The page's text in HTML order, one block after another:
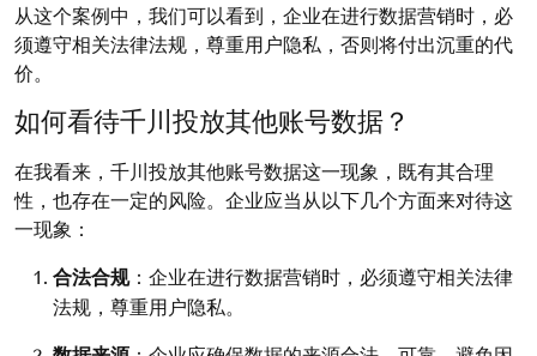
从这个案例中，我们可以看到，企业在进行数据营销时，必
须遵守相关法律法规，尊重用户隐私，否则将付出沉重的代
价。
如何看待千川投放其他账号数据？
在我看来，千川投放其他账号数据这一现象，既有其合理
性，也存在一定的风险。企业应当从以下几个方面来对待这
一现象：
合法合规：企业在进行数据营销时，必须遵守相关法律
法规，尊重用户隐私。